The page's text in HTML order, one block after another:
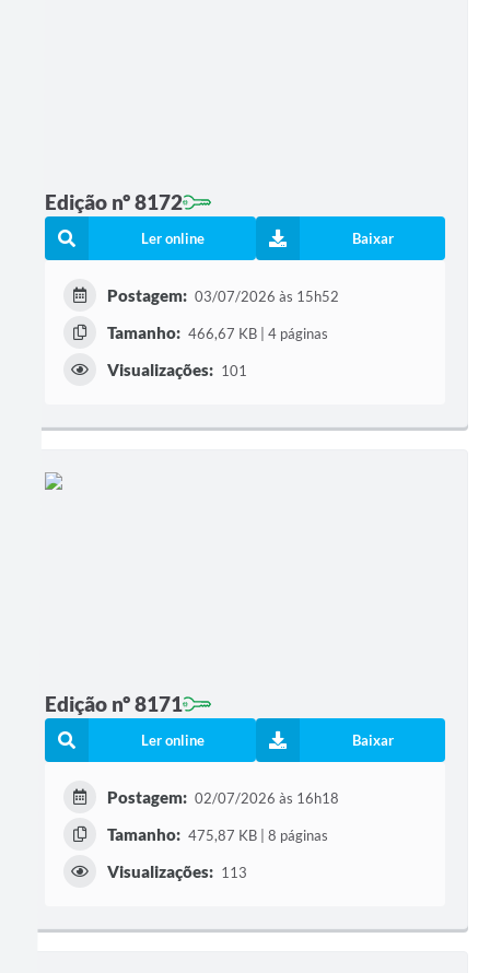
Edição nº 8172
Ler online Baixar
Postagem: 03/07/2026 às 15h52
Tamanho: 466,67 KB | 4 páginas
Visualizações: 101
Edição nº 8171
Ler online Baixar
Postagem: 02/07/2026 às 16h18
Tamanho: 475,87 KB | 8 páginas
Visualizações: 113